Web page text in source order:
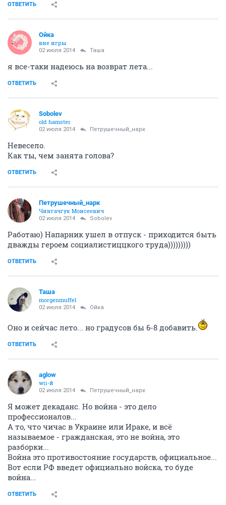
ОТВЕТИТЬ
Ойка
вне игры
02 июля 2014 Таша
я все-таки надеюсь на возврат лета...
ОТВЕТИТЬ
Sobolev
old hamster
02 июля 2014 Петрушечный_нарк
Невесело.
Как ты, чем занята голова?
ОТВЕТИТЬ
Петрушечный_нарк
Чингачгук Моисеевич
02 июля 2014 Sobolev
Работаю) Напарник ушел в отпуск - приходится быть
дважды героем социалистиццкого труда)))))))))
ОТВЕТИТЬ
Таша
morgenmuffel
02 июля 2014 Ойка
Оно и сейчас лето... но градусов бы 6-8 добавить.
ОТВЕТИТЬ
aglow
wii-й
02 июля 2014 Петрушечный_нарк
Я может декаданс. Но война - это дело
профессионалов...
А то, что чичас в Украине или Ираке, и всё
называемое - гражданская, это не война, это
разборки...
Война это противостояние государств, официальное...
Вот если РФ введет официально войска, то буде
война...
ОТВЕТИТЬ